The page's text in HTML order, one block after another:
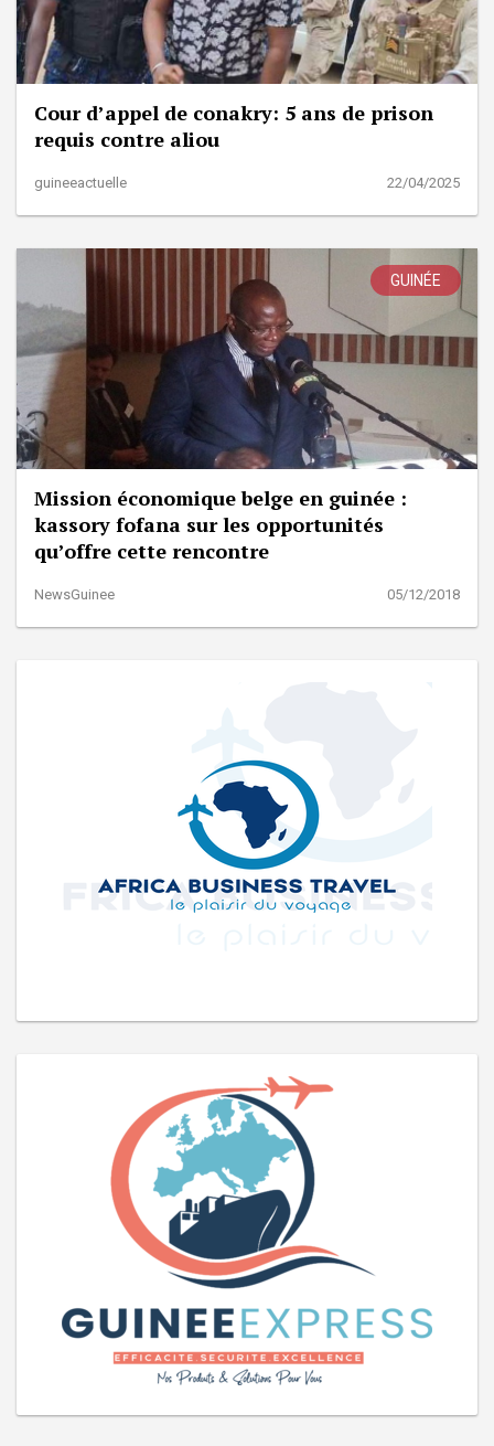
Cour d’appel de conakry: 5 ans de prison
requis contre aliou
guineeactuelle 22/04/2025
GUINÉE
Mission économique belge en guinée :
kassory fofana sur les opportunités
qu’offre cette rencontre
NewsGuinee 05/12/2018